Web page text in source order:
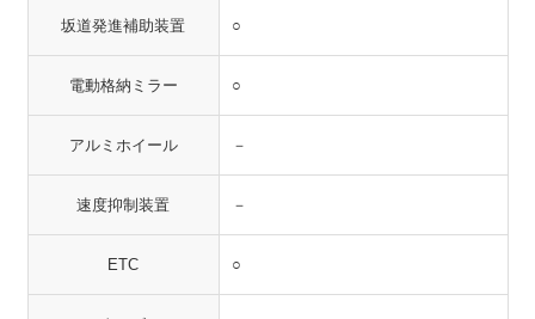
坂道発進補助装置 ○
電動格納ミラー ○
アルミホイール －
速度抑制装置 －
ETC ○